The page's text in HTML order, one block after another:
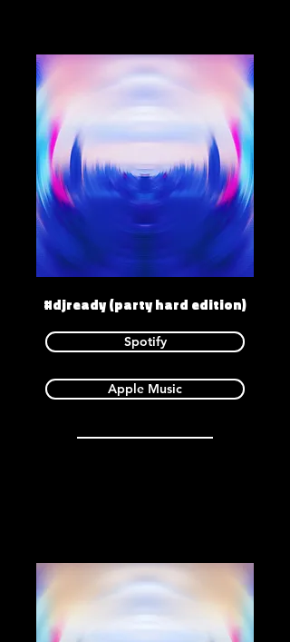
#djready (party hard edition)
Spotify
Apple Music